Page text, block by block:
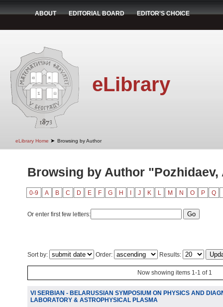
ABOUT EDITORIAL BOARD EDITOR'S CHOICE
eLibrary
eLibrary Home ➤ Browsing by Author
Browsing by Author "Pozhidaev,
0-9 A B C D E F G H J K L M N O P Q
Or enter first few letters:
Sort by: Order: Results:
Now showing items 1-1 of 1
VI SERBIAN - BELARUSSIAN SYMPOSIUM ON PHYSICS AND
LABORATORY & ASTROPHYSICAL PLASMA